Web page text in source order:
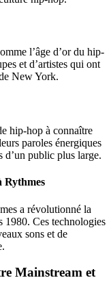
l’âge d’or du hip-
et d’artistes qui ont
New York.
hip-hop à connaître
paroles énergiques
d’un public plus large.
Rythmes
a révolutionné la
1980. Ces technologies
sons et de
Mainstream et